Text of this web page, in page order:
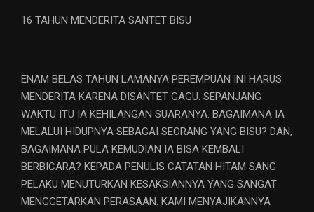
16 TAHUN MENDERITA SANTET BISU
ENAM BELAS TAHUN LAMANYA PEREMPUAN INI HARUS
MENDERITA KARENA DISANTET GAGU. SEPANJANG
WAKTU ITU IA KEHILANGAN SUARANYA. BAGAIMANA IA
MELALUI HIDUPNYA SEBAGAI SEORANG YANG BISU? DAN,
BAGAIMANA PULA KEMUDIAN IA BISA KEMBALI
BERBICARA? KEPADA PENULIS CATATAN HITAM SANG
PELAKU MENUTURKAN KESAKSIANNYA YANG SANGAT
MENGGETARKAN PERASAAN. KAMI MENYAJIKANNYA